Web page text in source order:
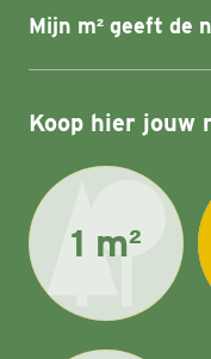
Mijn m² geeft de
Koop hier jouw
1 m²